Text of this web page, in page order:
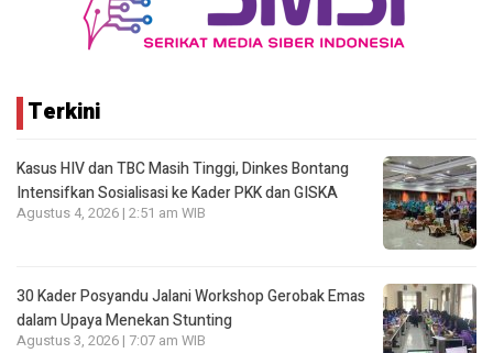
Terkini
Kasus HIV dan TBC Masih Tinggi, Dinkes Bontang
Intensifkan Sosialisasi ke Kader PKK dan GISKA
Agustus 4, 2026 | 2:51 am WIB
30 Kader Posyandu Jalani Workshop Gerobak Emas
dalam Upaya Menekan Stunting
Agustus 3, 2026 | 7:07 am WIB